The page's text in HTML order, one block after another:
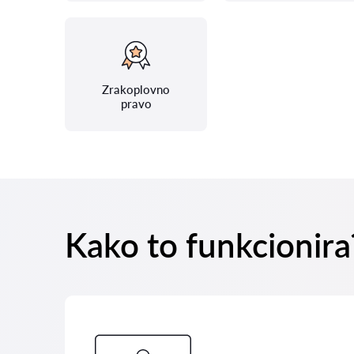
Zrakoplovno
pravo
Kako to